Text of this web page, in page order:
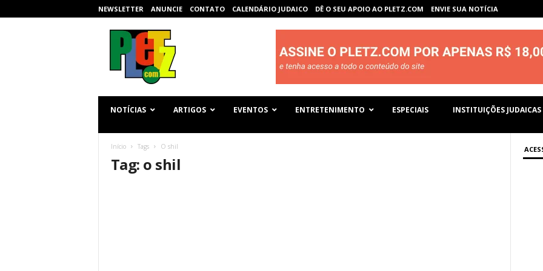
NEWSLETTER ANUNCIE CONTATO CALENDÁRIO JUDAICO DÊ O SEU APOIO AO PLETZ.COM ENVIE SUA NOTÍCIA
NOTÍCIAS ARTIGOS EVENTOS ENTRETENIMENTO ESPECIAIS INSTITUIÇÕES JUDAICAS
Início Tags O shil
Tag: o shil